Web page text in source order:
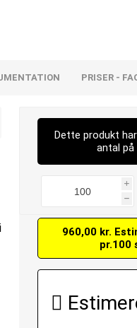
PRISER -
Dette produkt
antal på
i
h
960,00 kr.
pr.100